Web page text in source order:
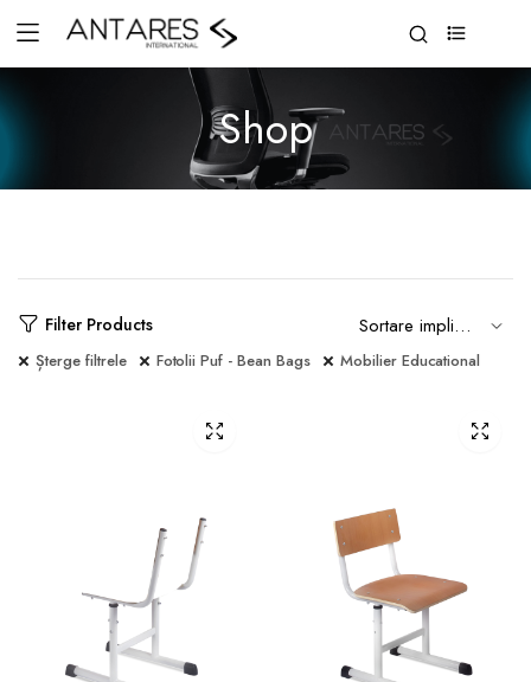
Shop
Filter Products
Șterge filtrele Fotolii Puf - Bean Bags Mobilier Educational